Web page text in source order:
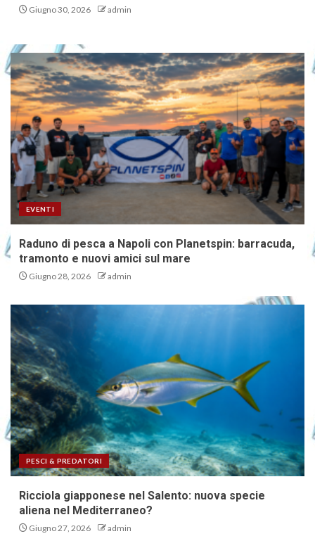
Giugno 30, 2026 admin
EVENTI
Raduno di pesca a Napoli con Planetspin: barracuda,
tramonto e nuovi amici sul mare
Giugno 28, 2026 admin
PESCI & PREDATORI
Ricciola giapponese nel Salento: nuova specie
aliena nel Mediterraneo?
Giugno 27, 2026 admin